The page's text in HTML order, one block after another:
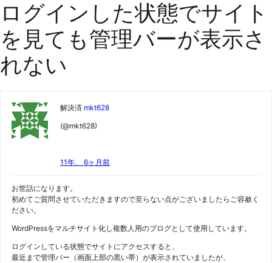
ツ
へ
ス
キ
ッ
対
象:
ー
ラ
の
ログインした状態でサイト
を見ても管理バーが表示さ
れない
解決済 mkt628
(@mkt628)
11年、 6ヶ月前
お世話になります。
初めてご質問させていただきますので至らない点がございましたらご容赦く
ださい。
WordPressをマルチサイト化し複数人用のブログとして使用しています。
ログインしている状態でサイトにアクセスすると、
最近まで管理バー（画面上部の黒い帯）が表示されていましたが、